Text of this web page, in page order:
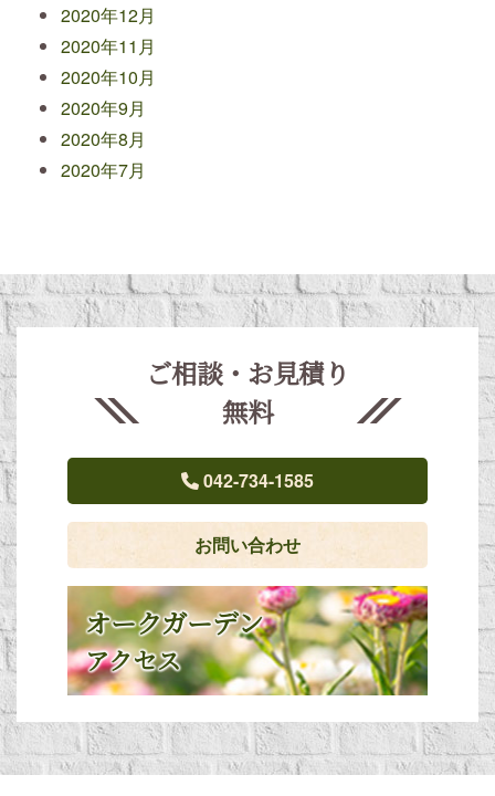
2020年12月
2020年11月
2020年10月
2020年9月
2020年8月
2020年7月
ご相談・お見積り
無料
042-734-1585
お問い合わせ
オークガーデン
アクセス